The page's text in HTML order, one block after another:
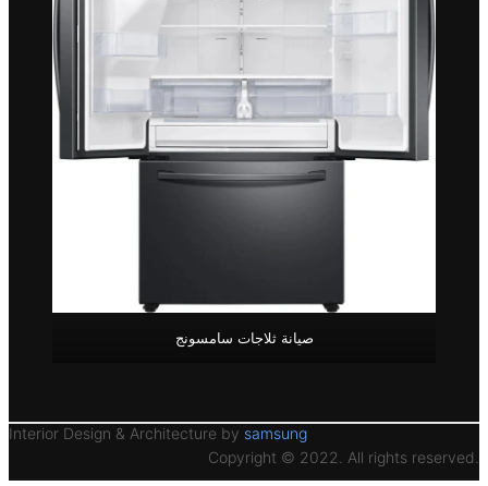
صيانة ثلاجات سامسونج
Interior Design & Architecture by samsung
Copyright © 2022. All rights reserved.